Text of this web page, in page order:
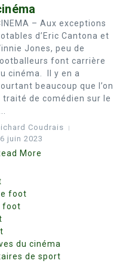
– Aux exceptions
d’Eric Cantona et
Jones, peu de
font carrière
cinéma. Il y en a
beaucoup que l’on
traité de comédien sur le
Coudrais
juin 2023
More
foot
foot
du cinéma
de sport